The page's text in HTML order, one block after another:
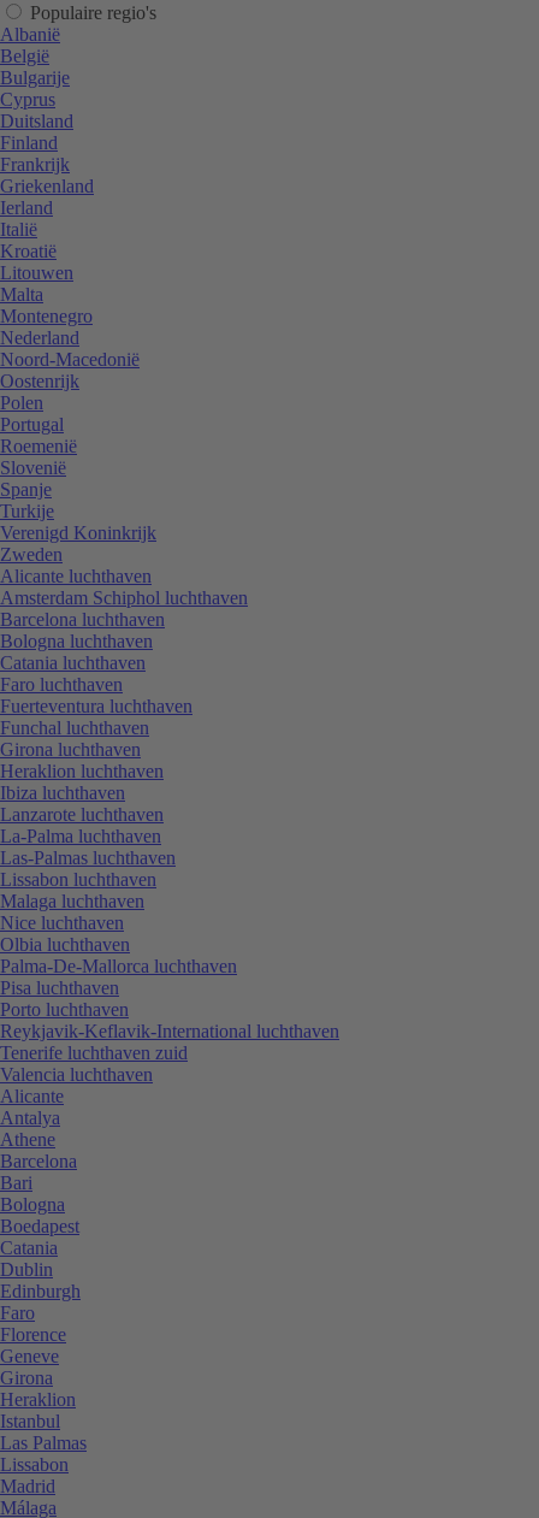
Populaire regio's
Albanië
België
Bulgarije
Cyprus
Duitsland
Finland
Frankrijk
Griekenland
Ierland
Italië
Kroatië
Litouwen
Malta
Montenegro
Nederland
Noord-Macedonië
Oostenrijk
Polen
Portugal
Roemenië
Slovenië
Spanje
Turkije
Verenigd Koninkrijk
Zweden
Alicante luchthaven
Amsterdam Schiphol luchthaven
Barcelona luchthaven
Bologna luchthaven
Catania luchthaven
Faro luchthaven
Fuerteventura luchthaven
Funchal luchthaven
Girona luchthaven
Heraklion luchthaven
Ibiza luchthaven
Lanzarote luchthaven
La-Palma luchthaven
Las-Palmas luchthaven
Lissabon luchthaven
Malaga luchthaven
Nice luchthaven
Olbia luchthaven
Palma-De-Mallorca luchthaven
Pisa luchthaven
Porto luchthaven
Reykjavik-Keflavik-International luchthaven
Tenerife luchthaven zuid
Valencia luchthaven
Alicante
Antalya
Athene
Barcelona
Bari
Bologna
Boedapest
Catania
Dublin
Edinburgh
Faro
Florence
Geneve
Girona
Heraklion
Istanbul
Las Palmas
Lissabon
Madrid
Málaga